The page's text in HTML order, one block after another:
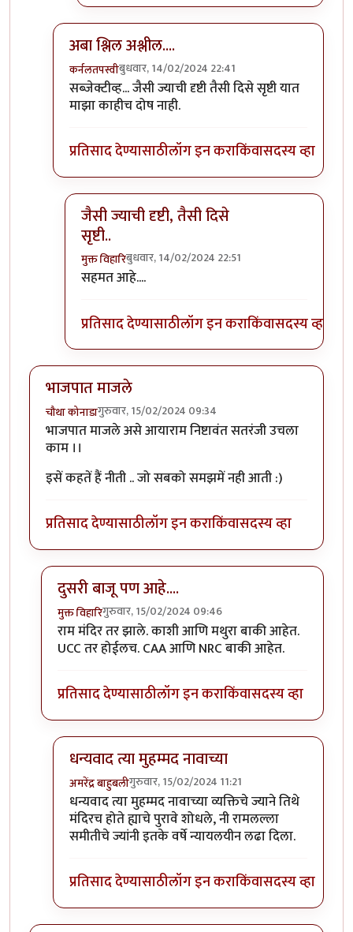
अबा श्लिल अश्लील....
कर्नलतपस्वीबुधवार, 14/02/2024 22:41
In reply toश्शी! किती अश्लील लिहीतातbyअमरेंद्र बाहुबली
सब्जेक्टीव्ह... जैसी ज्याची दृष्टी तैसी दिसे सृष्टी यात
माझा काहीच दोष नाही.
प्रतिसाद देण्यासाठीलॉग इन कराकिंवासदस्य व्हा
जैसी ज्याची दृष्टी, तैसी दिसे
सृष्टी..
मुक्त विहारिबुधवार, 14/02/2024 22:51
In reply toअबा श्लिल अश्लील....
सहमत आहे....
प्रतिसाद देण्यासाठीलॉग इन कराकिंवासदस्य व्हा
भाजपात माजले
चौथा कोनाडागुरुवार, 15/02/2024 09:34
भाजपात माजले असे आयाराम निष्टावंत सतरंजी उचला
काम ।।
इसें कहतें हैं नीती .. जो सबको समझमें नही आती :)
प्रतिसाद देण्यासाठीलॉग इन कराकिंवासदस्य व्हा
दुसरी बाजू पण आहे....
मुक्त विहारिगुरुवार, 15/02/2024 09:46
In reply toभाजपात माजलेbyचौथा कोनाडा
राम मंदिर तर झाले. काशी आणि मथुरा बाकी आहेत.
UCC तर होईलच. CAA आणि NRC बाकी आहेत.
प्रतिसाद देण्यासाठीलॉग इन कराकिंवासदस्य व्हा
धन्यवाद त्या मुहम्मद नावाच्या
अमरेंद्र बाहुबलीगुरुवार, 15/02/2024 11:21
In reply toदुसरी बाजू पण आहे....byमुक्त विहारि
धन्यवाद त्या मुहम्मद नावाच्या व्यक्तिचे ज्याने तिथे
मंदिरच होते ह्याचे पुरावे शोधले, नी रामलल्ला
समीतीचे ज्यांनी इतके वर्षे न्यायलयीन लढा दिला.
प्रतिसाद देण्यासाठीलॉग इन कराकिंवासदस्य व्हा